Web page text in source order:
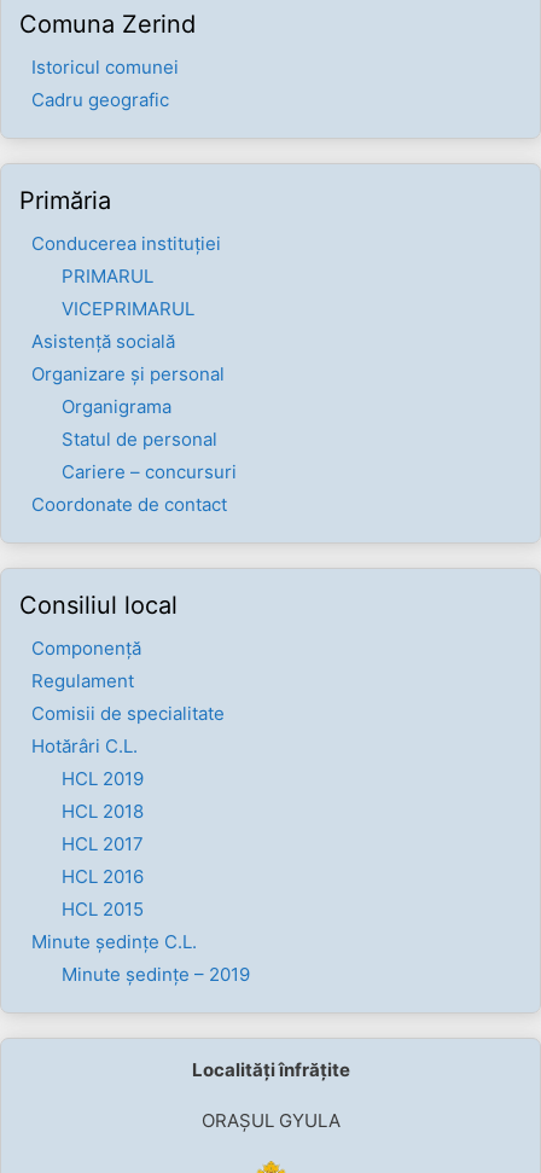
Comuna Zerind
Istoricul comunei
Cadru geografic
Primăria
Conducerea instituției
PRIMARUL
VICEPRIMARUL
Asistență socială
Organizare și personal
Organigrama
Statul de personal
Cariere – concursuri
Coordonate de contact
Consiliul local
Componenţă
Regulament
Comisii de specialitate
Hotărâri C.L.
HCL 2019
HCL 2018
HCL 2017
HCL 2016
HCL 2015
Minute ședințe C.L.
Minute ședințe – 2019
Localități înfrățite
ORAȘUL GYULA